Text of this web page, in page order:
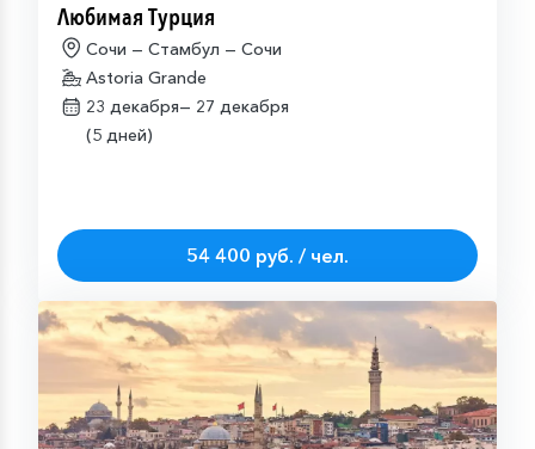
Любимая Турция
Сочи — Стамбул — Сочи
Astoria Grande
23 декабря— 27 декабря
(5 дней)
54 400 руб. / чел.